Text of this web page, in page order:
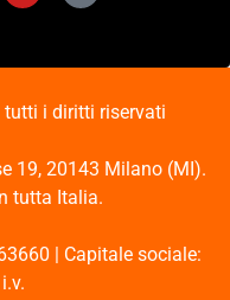
i diritti riservati
19, 20143 Milano (MI).
tutta Italia.
| Capitale sociale: